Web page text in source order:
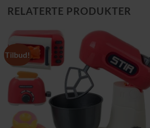
RELATERTE PRODUKTER
Tilbud!